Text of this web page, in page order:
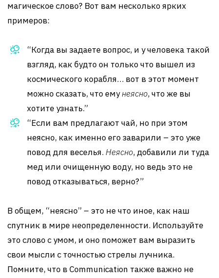
магическое слово? Вот вам несколько ярких
примеров:
“Когда вы задаете вопрос, и у человека такой
взгляд, как будто он только что вышел из
космического корабля… вот в этот момент
можно сказать, что емунеясно, что же вы
хотите узнать.”
“Если вам предлагают чай, но при этом
неясно, как именно его заварили – это уже
повод для веселья. Неясно, добавили ли туда
мед или очищенную воду, но ведь это не
повод отказываться, верно?”
В общем, “неясно” – это не что иное, как наш
спутник в мире неопределенности. Используйте
это слово с умом, и оно поможет вам выразить
свои мысли с точностью стрелы лучника.
Помните, что в Communication также важно не